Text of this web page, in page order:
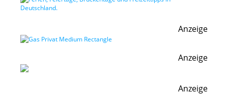
Anzeige
Anzeige
Anzeige